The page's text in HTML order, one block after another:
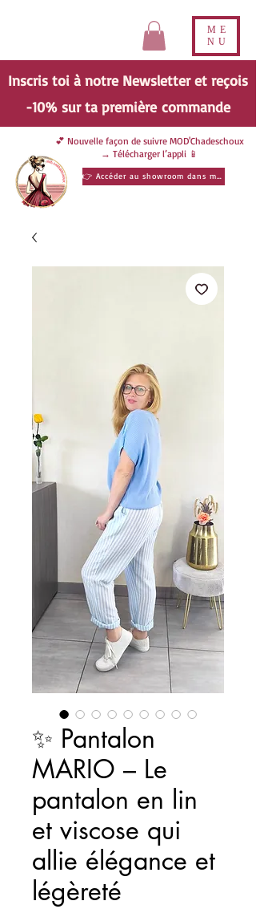
ME
NU
Inscris toi à notre Newsletter et reçois
-10% sur ta premièrecommande
💕 Nouvelle façon de suivre MOD'Chadeschoux
→ Télécharger l’appli 📱
👉 Accéder au showroom dans ma poche
✨ Pantalon
MARIO – Le
pantalon en lin
et viscose qui
allie élégance et
légèreté